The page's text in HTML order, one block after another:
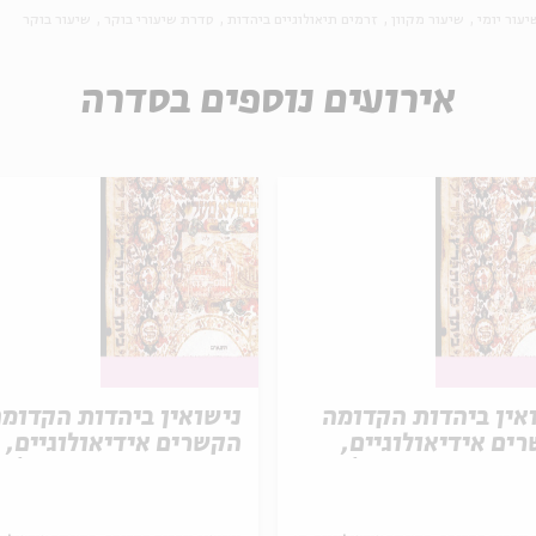
אירועים נוספים בסדרה
ביהדות הקדומה
אידיאולוגיים,
נישואין ביהדות
הקשרים אידיאולוגיים,